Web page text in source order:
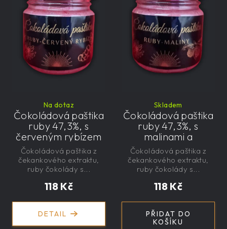
Na dotaz
Čokoládová paštika
ruby 47,3%, s
červeným rybízem
a čekankovým
sirupem 100g -
nízkokalorická,
Nízkokalorická, s
čekankovým
sirupem, červený
118 Kč
DETAIL
Čokoládová paštika z
čekankového extraktu,
ruby čokolády s...
Skladem
Čokoládová paštika
ruby 47,3%, s
malinami a
čekankovým
sirupem 100g -
nízkokalorická,
118 Kč
PŘIDAT DO
KOŠÍKU
Čokoládová paštika z
čekankového extraktu,
ruby čokolády s...